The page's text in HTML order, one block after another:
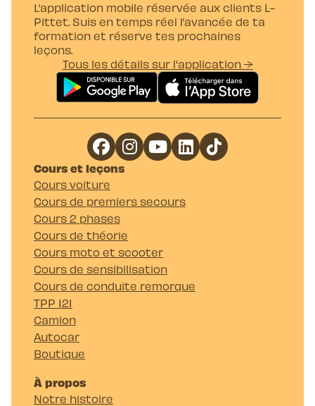
L’application mobile réservée aux clients L-
Pittet. Suis en temps réel l’avancée de ta
formation et réserve tes prochaines
leçons.
Tous les détails sur l'application →
Cours et leçons
Cours voiture
Cours de premiers secours
Cours 2 phases
Cours de théorie
Cours moto et scooter
Cours de sensibilisation
Cours de conduite remorque
TPP 121
Camion
Autocar
Boutique
À propos
Notre histoire